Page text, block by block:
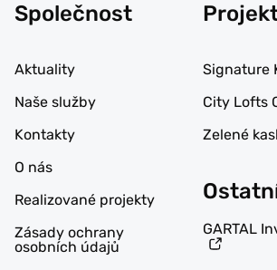
Společnost
Aktuality
Naše služby
Kontakty
O nás
Realizované projekty
Zásady ochrany
osobních údajů
Signature
City Lofts
Zelené
GARTAL